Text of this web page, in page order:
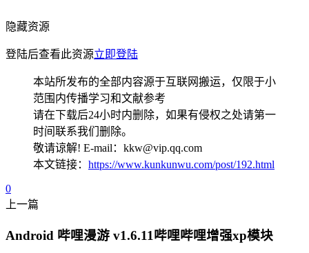
隐藏资源
登陆后查看此资源立即登陆
本站所发布的全部内容源于互联网搬运，仅限于小
范围内传播学习和文献参考
请在下载后24小时内删除，如果有侵权之处请第一
时间联系我们删除。
敬请谅解! E-mail：kkw@vip.qq.com
本文链接： https://www.kunkunwu.com/post/192.html
0
上一篇
Android 哔哩漫游 v1.6.11哔哩哔哩增强xp模块